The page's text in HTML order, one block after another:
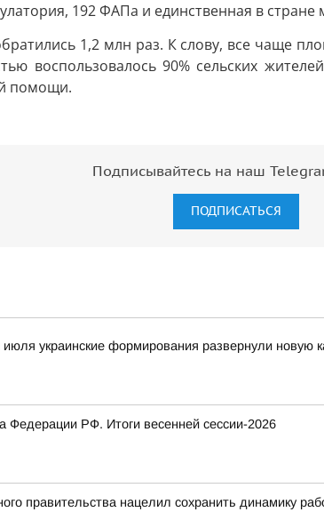
192 ФАПа и единственная в
1,2 млн раз. К слову, все чаще
воспользовалось 90% сельских
помощи.
Подписывайтесь на наш
ПОДПИСАТЬСЯ
украинские формирования развернули новую
Федерации РФ. Итоги весенней сессии-2026
правительства нацелил сохранить динамику